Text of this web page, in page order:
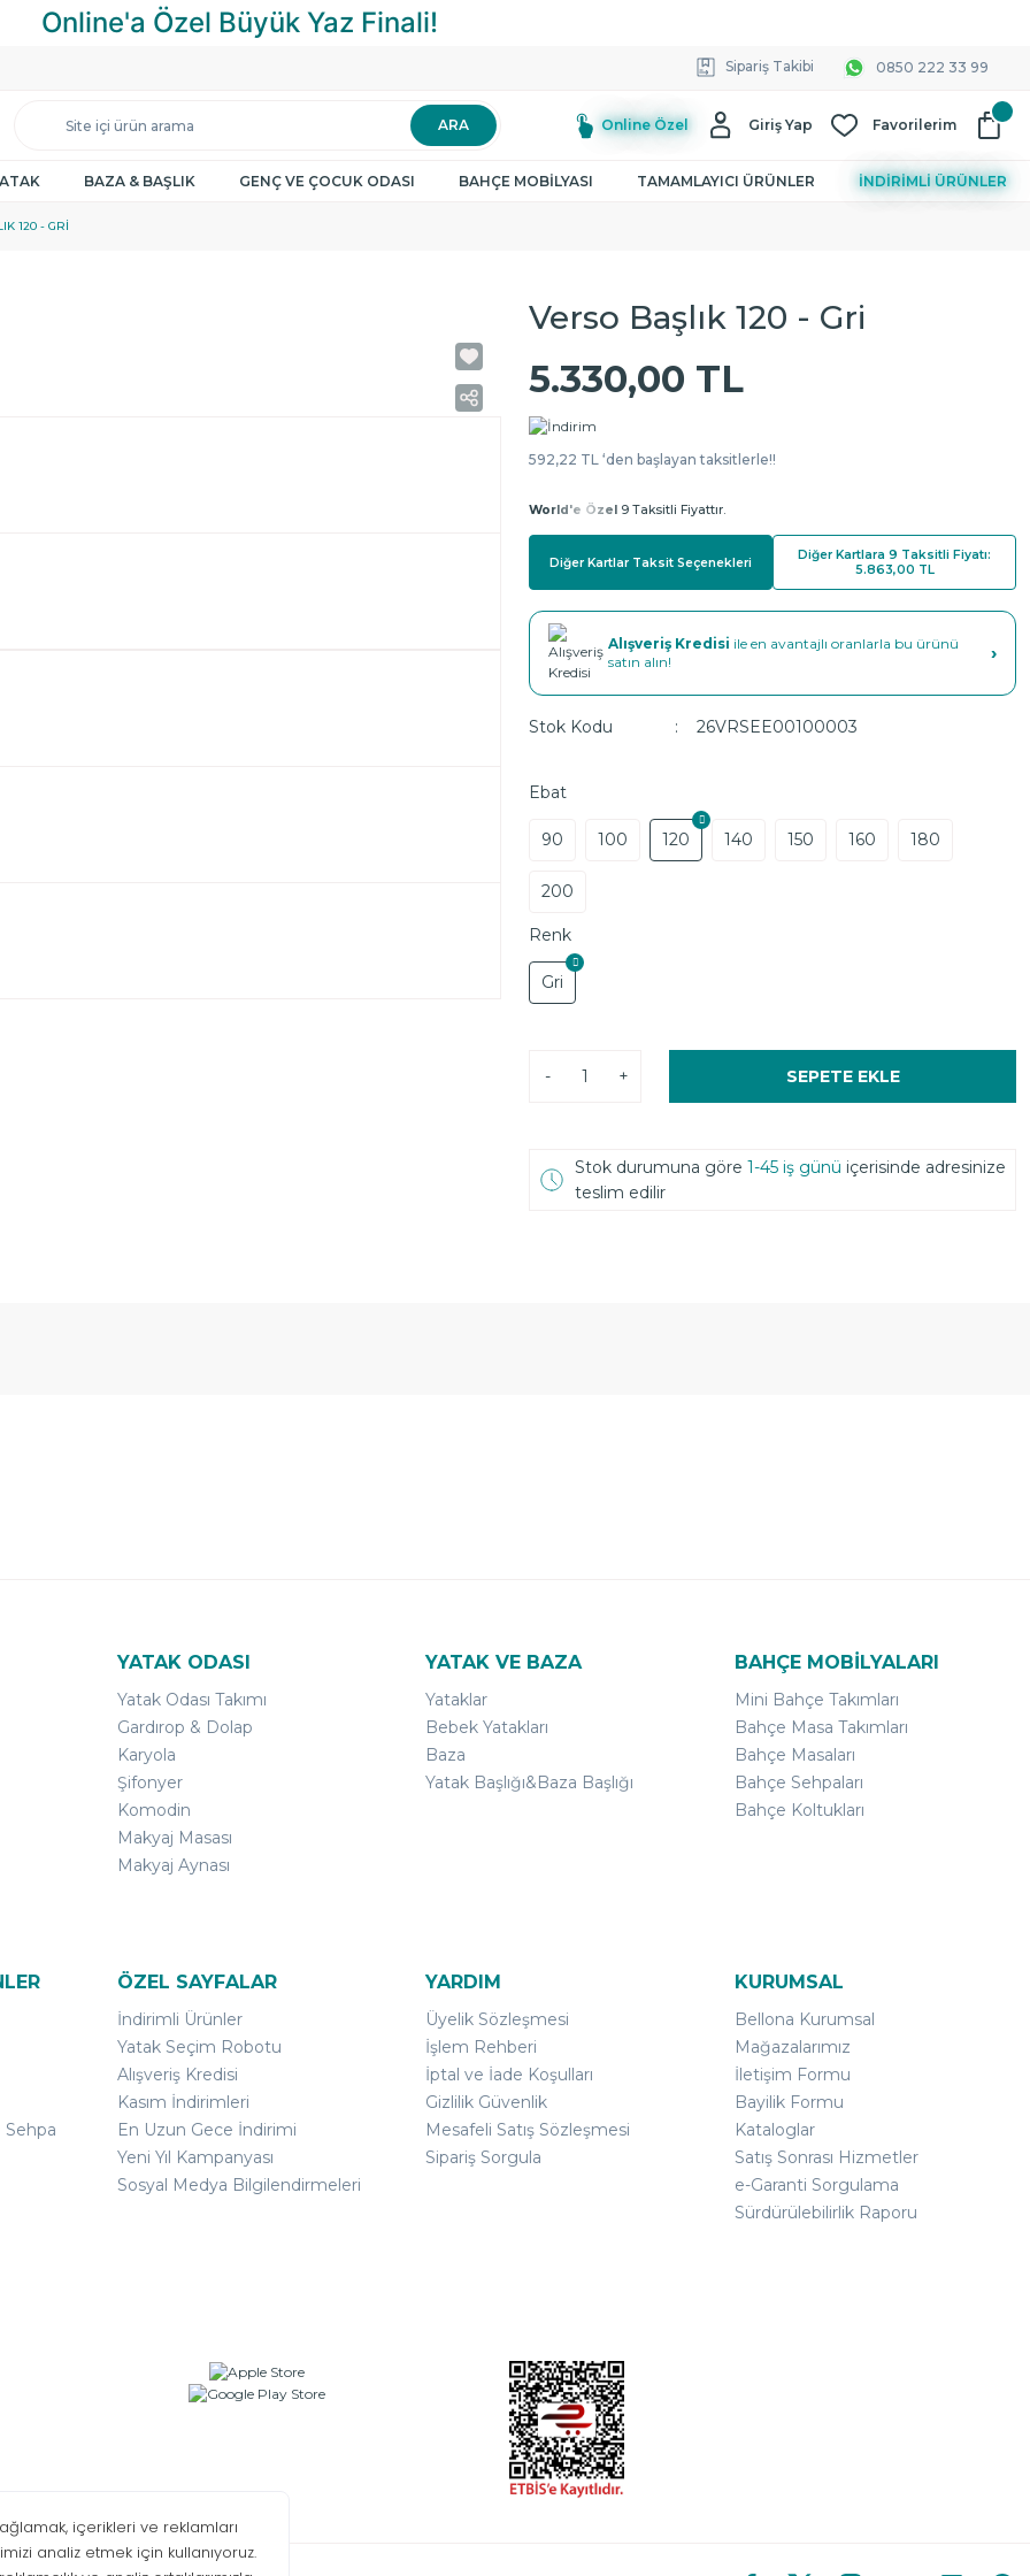
Sipariş Takibi 0850 222 33 99
ARA Online Özel Giriş Yap Favorilerim
BAZA & BAŞLIK GENÇ VE ÇOCUK ODASI BAHÇE MOBİLYASI TAMAMLAYICI ÜRÜNLER İNDİRİMLİ ÜRÜNLER
120 - GRI
Verso Başlık 120 - Gri
5.330,00 TL
592,22 TL ‘den başlayan taksitlerle!!
World'e Özel 9 Taksitli Fiyattır.
Diğer Kartlar Taksit Seçenekleri
Diğer Kartlara 9 Taksitli Fiyatı:
5.863,00 TL
Alışveriş Kredisi ile en avantajlı oranlarla bu ürünü
satın alın!
›
Stok Kodu 26VRSEE00100003
Ebat
90 100 120 140 150 160 180
200
Renk
Gri
- + SEPETE EKLE
Stok durumuna göre 1-45 iş günü içerisinde adresinize
teslim edilir
YATAK ODASI
Yatak Odası Takımı
Gardırop & Dolap
Karyola
Şifonyer
Komodin
Makyaj Masası
Makyaj Aynası
YATAK VE BAZA
Yataklar
Bebek Yatakları
Baza
Yatak Başlığı&Baza Başlığı
BAHÇE MOBİLYALARI
Mini Bahçe Takımları
Bahçe Masa Takımları
Bahçe Masaları
Bahçe Sehpaları
Bahçe Koltukları
Sehpa
ÖZEL SAYFALAR
İndirimli Ürünler
Yatak Seçim Robotu
Alışveriş Kredisi
Kasım İndirimleri
En Uzun Gece İndirimi
Yeni Yıl Kampanyası
Sosyal Medya Bilgilendirmeleri
YARDIM
Üyelik Sözleşmesi
İşlem Rehberi
İptal ve İade Koşulları
Gizlilik Güvenlik
Mesafeli Satış Sözleşmesi
Sipariş Sorgula
KURUMSAL
Bellona Kurumsal
Mağazalarımız
İletişim Formu
Bayilik Formu
Kataloglar
Satış Sonrası Hizmetler
e-Garanti Sorgulama
Sürdürülebilirlik Raporu